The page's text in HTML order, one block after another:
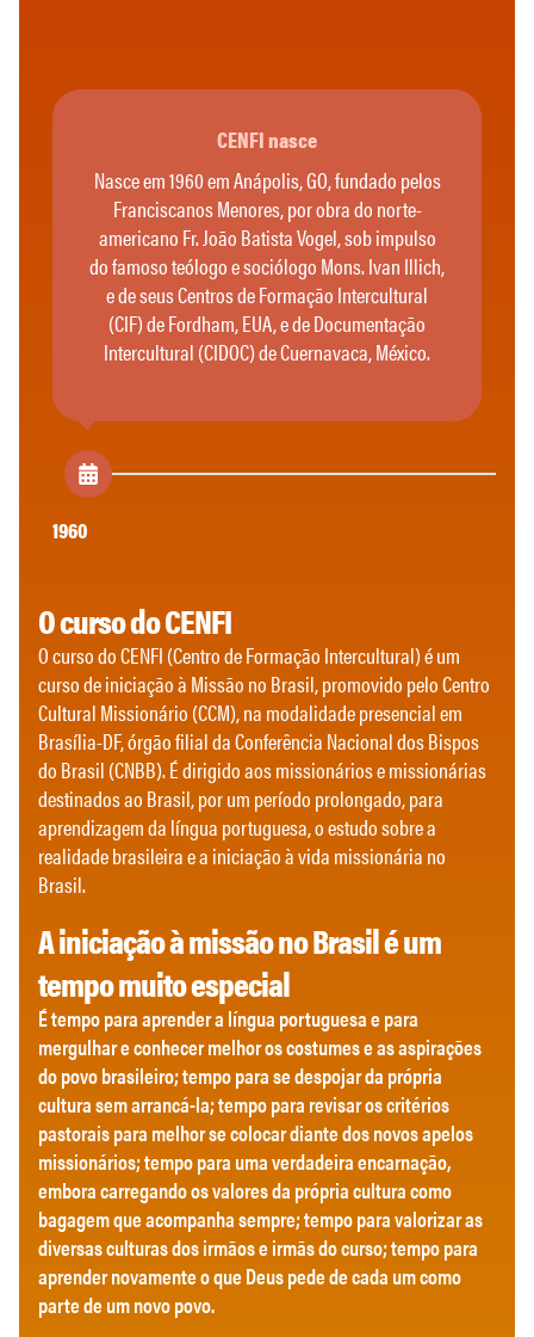
CENFI nasce
Nasce em 1960 em Anápolis, GO, fundado pelos
Franciscanos Menores, por obra do norte-
americano Fr. João Batista Vogel, sob impulso
do famoso teólogo e sociólogo Mons. Ivan Illich,
e de seus Centros de Formação Intercultural
(CIF) de Fordham, EUA, e de Documentação
Intercultural (CIDOC) de Cuernavaca, México.
1960
O curso do CENFI
O curso do CENFI (Centro de Formação Intercultural) é um
curso de iniciação à Missão no Brasil, promovido pelo Centro
Cultural Missionário (CCM), na modalidade presencial em
Brasília-DF, órgão filial da Conferência Nacional dos Bispos
do Brasil (CNBB). É dirigido aos missionários e missionárias
destinados ao Brasil, por um período prolongado, para
aprendizagem da língua portuguesa, o estudo sobre a
realidade brasileira e a iniciação à vida missionária no
Brasil.
A iniciação à missão no Brasil é um
tempo muito especial
É tempo para aprender a língua portuguesa e para
mergulhar e conhecer melhor os costumes e as aspirações
do povo brasileiro; tempo para se despojar da própria
cultura sem arrancá-la; tempo para revisar os critérios
pastorais para melhor se colocar diante dos novos apelos
missionários; tempo para uma verdadeira encarnação,
embora carregando os valores da própria cultura como
bagagem que acompanha sempre; tempo para valorizar as
diversas culturas dos irmãos e irmãs do curso; tempo para
aprender novamente o que Deus pede de cada um como
parte de um novo povo.